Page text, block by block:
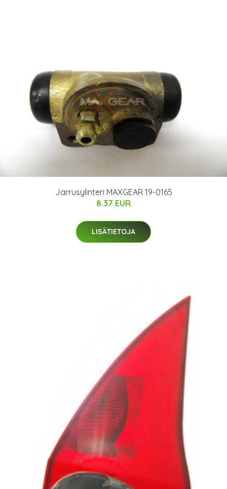
Jarrusylinteri MAXGEAR 19-0165
8.37 EUR
LISÄTIETOJA